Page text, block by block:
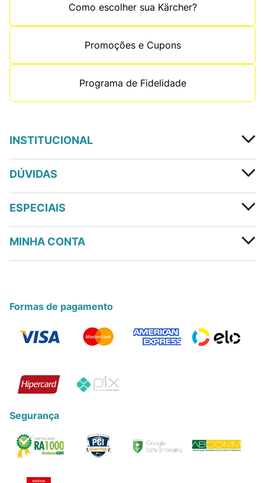
Como escolher sua Kärcher?
Promoções e Cupons
Programa de Fidelidade
INSTITUCIONAL
DÚVIDAS
ESPECIAIS
MINHA CONTA
Formas de pagamento
Segurança